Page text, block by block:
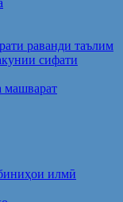
раванди таълим
сифати
машварат
илмӣ